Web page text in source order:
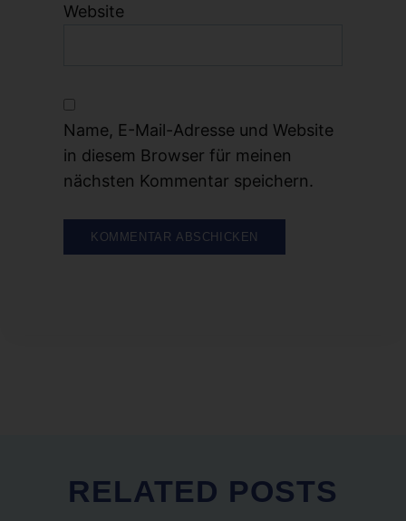
Website
Name, E-Mail-Adresse und Website
in diesem Browser für meinen
nächsten Kommentar speichern.
RELATED POSTS